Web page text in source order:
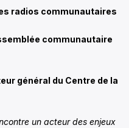
radios communautaires
communautaire
général du Centre de la
un acteur des enjeux